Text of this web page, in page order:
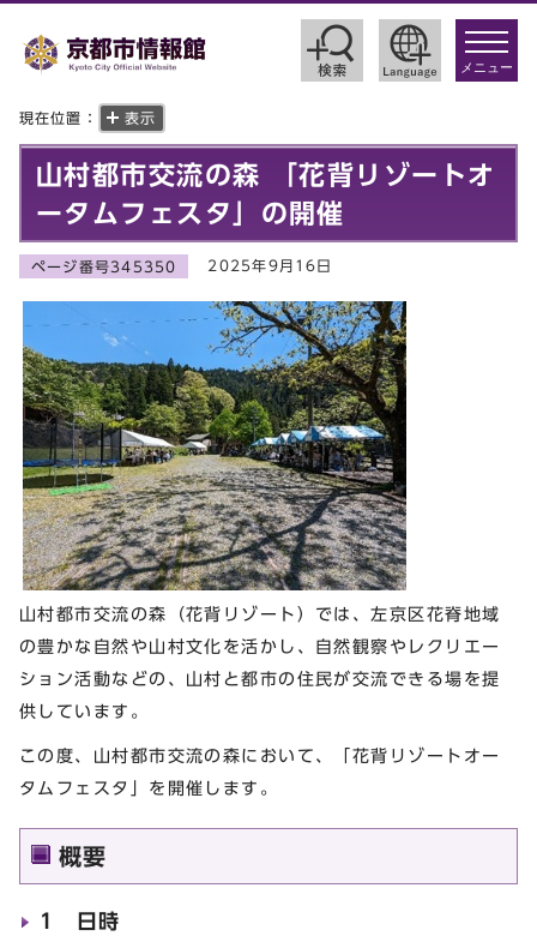
toggle
メニュー
現在位置： 表示
山村都市交流の森 「花背リゾートオ
ータムフェスタ」の開催
ページ番号345350 2025年9月16日
山村都市交流の森（花背リゾート）では、左京区花脊地域
の豊かな自然や山村文化を活かし、自然観察やレクリエー
ション活動などの、山村と都市の住民が交流できる場を提
供しています。
この度、山村都市交流の森において、「花背リゾートオー
タムフェスタ」を開催します。
概要
1 日時